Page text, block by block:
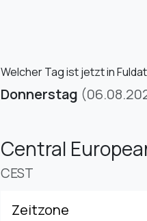
Welcher Tag ist jetzt in
Donnerstag
Central
CEST
Zeitzone